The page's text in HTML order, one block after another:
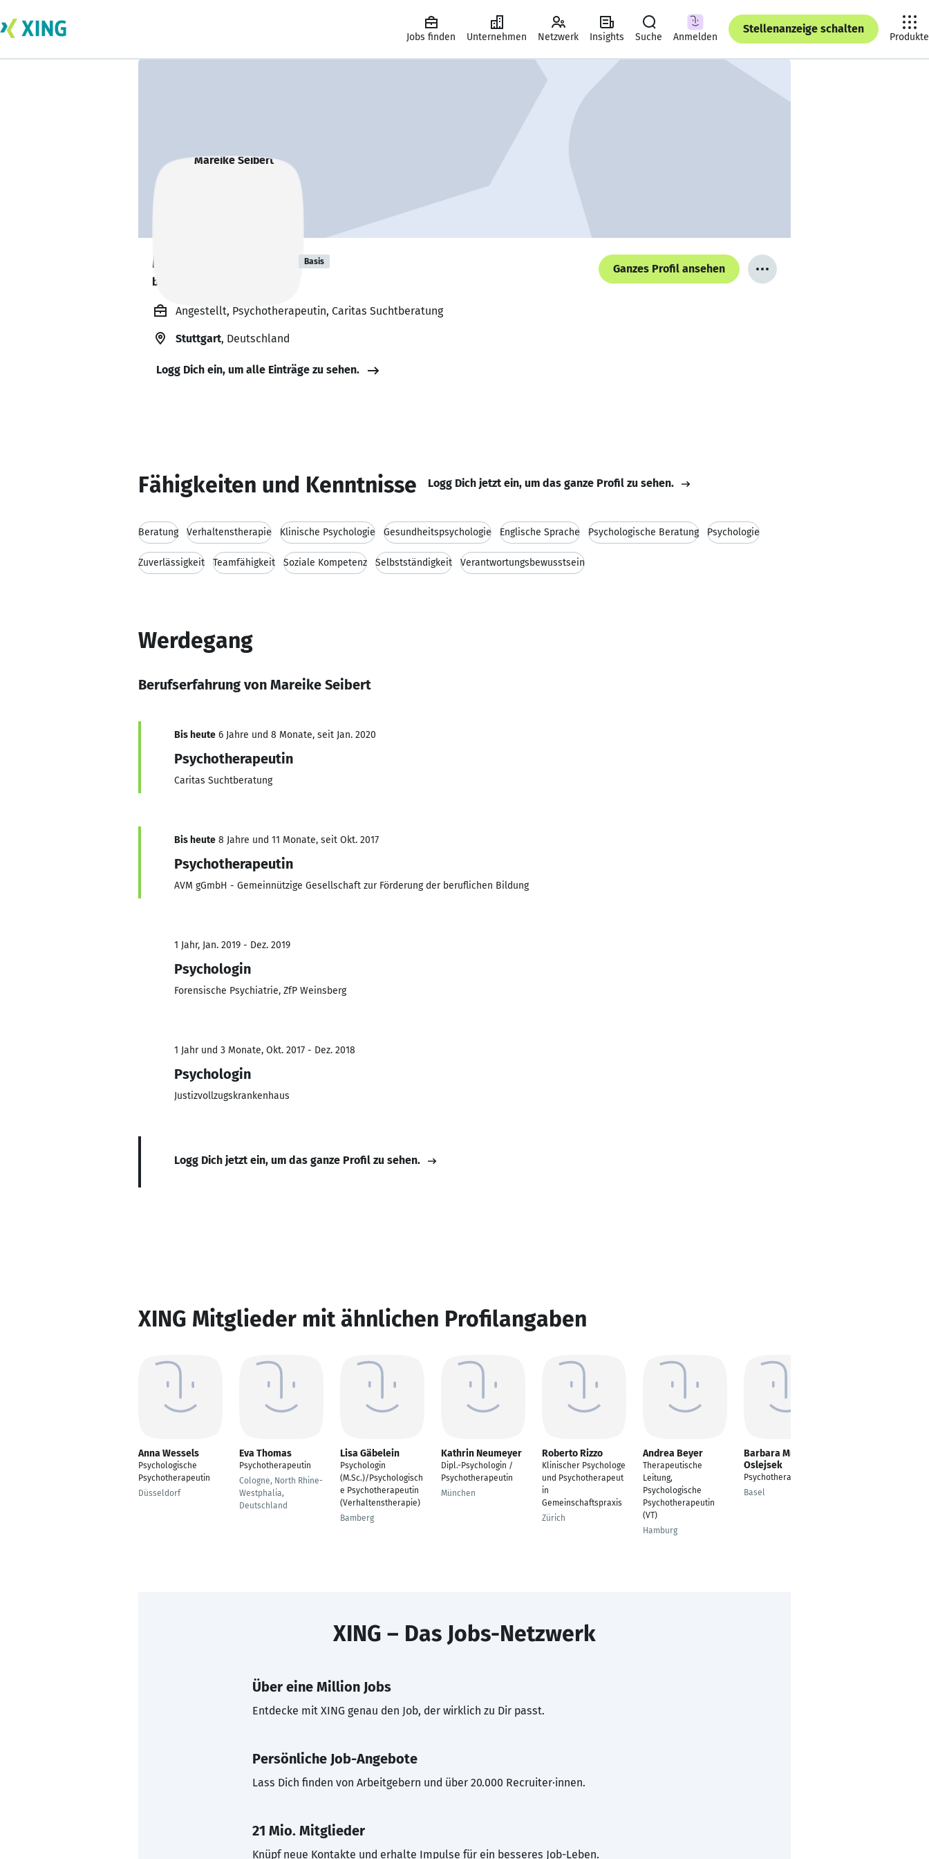
Jobs finden Unternehmen Netzwerk Insights Suche Anmelden
Stellenanzeige schalten
Produkte
Mareike Seibert Basis
bildet sich zurzeit weiter. 🎓
Ganzes Profil ansehen
Angestellt, Psychotherapeutin, Caritas Suchtberatung
Stuttgart, Deutschland
Logg Dich ein, um alle Einträge zu sehen.
Fähigkeiten und Kenntnisse Logg Dich jetzt ein, um das ganze Profil zu sehen.
Beratung Verhaltenstherapie Klinische Psychologie Gesundheitspsychologie Englische Sprache Psychologische Beratung Psychologie
Zuverlässigkeit Teamfähigkeit Soziale Kompetenz Selbstständigkeit Verantwortungsbewusstsein
Werdegang
Berufserfahrung von Mareike Seibert
Bis heute 6 Jahre und 8 Monate, seit Jan. 2020
Psychotherapeutin
Caritas Suchtberatung
Bis heute 8 Jahre und 11 Monate, seit Okt. 2017
Psychotherapeutin
AVM gGmbH - Gemeinnützige Gesellschaft zur Förderung der beruflichen Bildung
1 Jahr, Jan. 2019 - Dez. 2019
Psychologin
Forensische Psychiatrie, ZfP Weinsberg
1 Jahr und 3 Monate, Okt. 2017 - Dez. 2018
Psychologin
Justizvollzugskrankenhaus
Logg Dich jetzt ein, um das ganze Profil zu sehen.
XING Mitglieder mit ähnlichen Profilangaben
Anna Wessels
Psychologische
Psychotherapeutin
Düsseldorf
Eva Thomas
Psychotherapeutin
Cologne, North Rhine-
Westphalia,
Deutschland
Lisa Gäbelein
Psychologin
(M.Sc.)/Psychologisch
e Psychotherapeutin
(Verhaltenstherapie)
Bamberg
Kathrin Neumeyer
Dipl.-Psychologin /
Psychotherapeutin
München
Roberto Rizzo
Klinischer Psychologe
und Psychotherapeut
in
Gemeinschaftspraxis
Zürich
Andrea Beyer
Therapeutische
Leitung,
Psychologische
Psychotherapeutin
(VT)
Hamburg
Barbara Müller-
Oslejsek
Psychotherapeutin
Basel
XING – Das Jobs-Netzwerk
Über eine Million Jobs
Entdecke mit XING genau den Job, der wirklich zu Dir passt.
Persönliche Job-Angebote
Lass Dich finden von Arbeitgebern und über 20.000 Recruiter·innen.
21 Mio. Mitglieder
Knüpf neue Kontakte und erhalte Impulse für ein besseres Job-Leben.